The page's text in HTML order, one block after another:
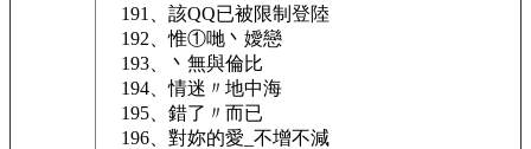
191、該QQ已被限制登陸
192、惟①哋丶嬡戀
193、丶無與倫比
194、情迷〃地中海
195、錯了〃而已
196、對妳的愛_不增不減